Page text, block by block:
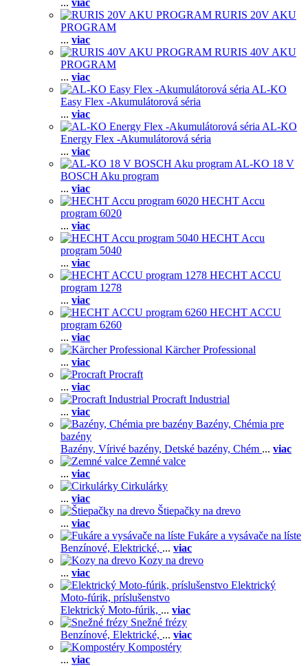
... viac
RURIS 20V AKU
PROGRAM
... viac
RURIS 40V AKU
PROGRAM
... viac
AL-KO
Easy Flex -Akumulátorová séria
... viac
AL-KO
Energy Flex -Akumulátorová séria
... viac
AL-KO 18 V
BOSCH Aku program
... viac
HECHT Accu
program 6020
... viac
HECHT Accu
program 5040
... viac
HECHT ACCU
program 1278
... viac
HECHT ACCU
program 6260
... viac
Kärcher Professional
... viac
Procraft
... viac
Procraft Industrial
... viac
Bazény, Chémia pre
bazény
Bazény, Vírivé bazény, Detské bazény, Chém ... viac
Zemné valce
... viac
Cirkulárky
... viac
Štiepačky na drevo
... viac
Fukáre a vysávače na líste
Benzínové, Elektrické, ... viac
Kozy na drevo
... viac
Elektrický
Moto-fúrik, príslušenstvo
Elektrický Moto-fúrik, ... viac
Snežné frézy
Benzínové, Elektrické, ... viac
Kompostéry
... viac